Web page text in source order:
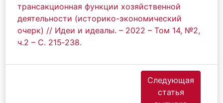
трансакционная функции хозяйственной
деятельности (историко-экономический
очерк) // Идеи и идеалы. – 2022 – Том 14, №2,
ч.2 – С. 215‐238.
Следующая
статья